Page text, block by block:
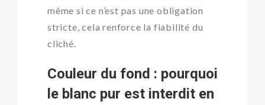
même si ce n’est pas une obligation
stricte, cela renforce la fiabilité du
cliché.
Couleur du fond : pourquoi
le blanc pur est interdit en